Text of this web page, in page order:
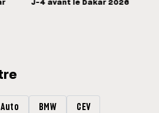
J-4 avant le Dakar 2026
Auto BMW CEV